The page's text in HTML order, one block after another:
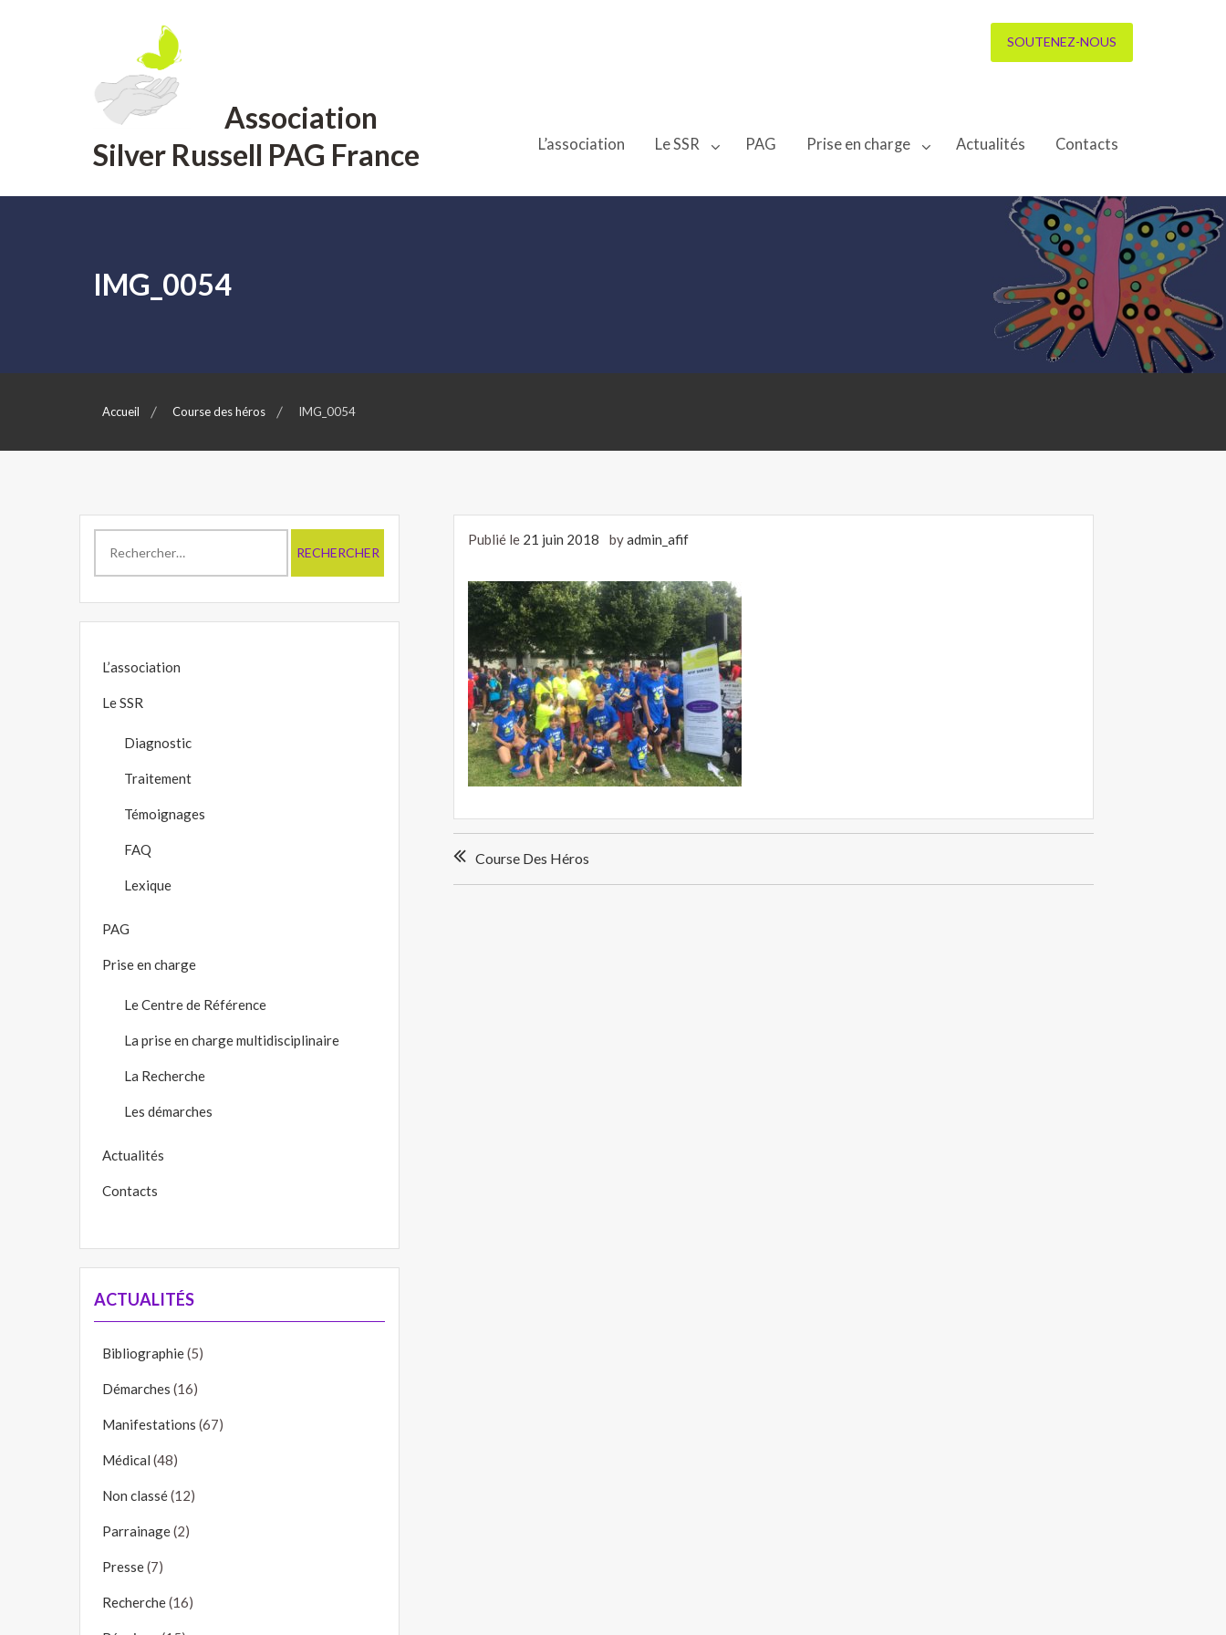
Association
Silver Russell PAG France
SOUTENEZ-NOUS
L’association Le SSR PAG Prise en charge Actualités Contacts
IMG_0054
Accueil Course des héros IMG_0054
Publié le 21 juin 2018 byadmin_afif
Navigation
Course Des Héros
L’association
Le SSR
Diagnostic
Traitement
Témoignages
FAQ
Lexique
PAG
Prise en charge
Le Centre de Référence
La prise en charge multidisciplinaire
La Recherche
Les démarches
Actualités
Contacts
ACTUALITÉS
Bibliographie(5)
Démarches (16)
Manifestations (67)
Médical (48)
Non classé(12)
Parrainage(2)
Presse(7)
Recherche(16)